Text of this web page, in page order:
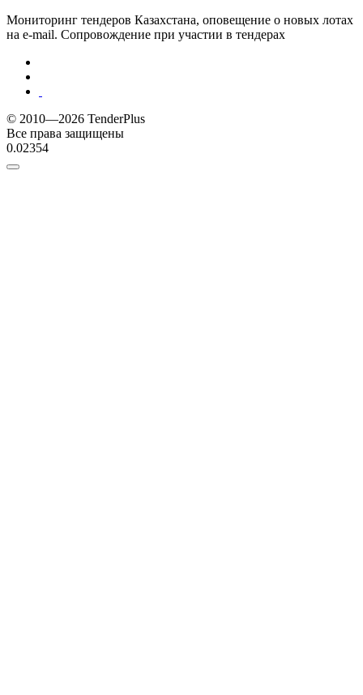
Мониторинг тендеров Казахстана, оповещение о новых лотах
на e-mail. Сопровождение при участии в тендерах
© 2010—2026 TenderPlus
Все права защищены
0.02354